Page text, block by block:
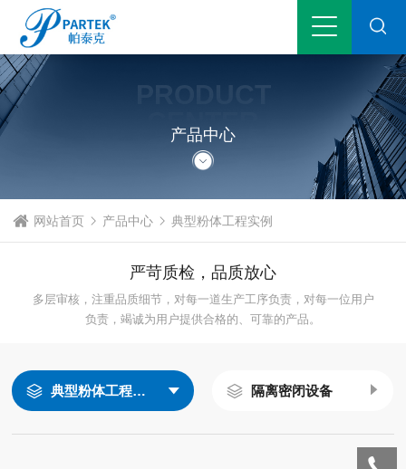
PRODUCT
CENTER
产品中心
网站首页 产品中心 典型粉体工程实例
严苛质检，品质放心
多层审核，注重品质细节，对每一道生产工序负责，对每一位用户
负责，竭诚为用户提供合格的、可靠的产品。
典型粉体工程实例 隔离密闭设备